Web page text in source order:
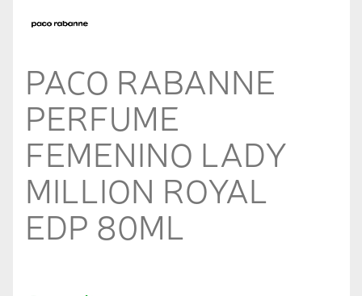
PACO RABANNE
PERFUME
FEMENINO LADY
MILLION ROYAL
EDP 80ML